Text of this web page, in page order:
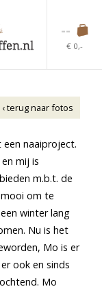
--
€ 0,-
‹ terug naar fotos
naaiproject.
mij is
m.b.t. de
om te
winter lang
Nu is het
Mo is er
ook en sinds
Mo